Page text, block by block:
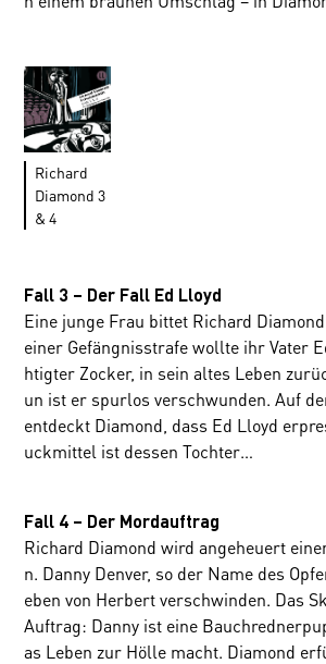
Richard
Diamond 3
& 4
Fall 3 – Der Fall Ed Lloyd
Eine junge Frau bittet Richard
einer Gefängnisstrafe wollte ihr Vater
htigter Zocker, in sein altes Leben
un ist er spurlos verschwunden. Auf
entdeckt Diamond, dass Ed Lloyd
uckmittel ist dessen Tochter…
Fall 4 – Der Mordauftrag
Richard Diamond wird angeheuert
n. Danny Denver, so der Name des
eben von Herbert verschwinden. Das
Auftrag: Danny ist eine
as Leben zur Hölle macht. Diamond